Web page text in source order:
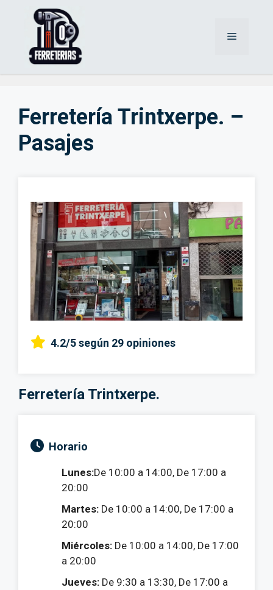
Menú
Ferretería Trintxerpe. –
Pasajes
4.2/5según 29 opiniones
Ferretería Trintxerpe.
Horario
Lunes:De 10:00 a 14:00, De 17:00 a
20:00
Martes: De 10:00 a 14:00, De 17:00 a
20:00
Miércoles: De 10:00 a 14:00, De 17:00
a 20:00
Jueves: De 9:30 a 13:30, De 17:00 a